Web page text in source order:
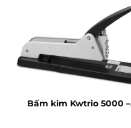
Bấm kim Kwtrio 5000 –